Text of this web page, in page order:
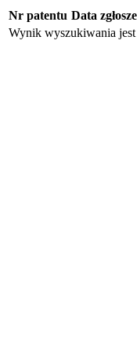
Nr patentu Data
Wynik wyszukiwania